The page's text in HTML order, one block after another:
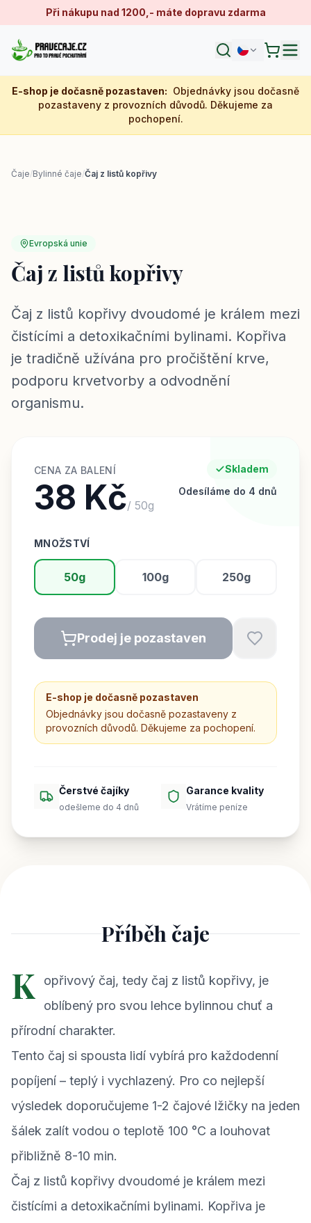
Při nákupu nad 1200,- máte dopravu zdarma
E-shop je dočasně pozastaven: Objednávky jsou dočasně
pozastaveny z provozních důvodů. Děkujeme za
pochopení.
Čaje/Bylinné čaje/Čaj z listů kopřivy
Evropská unie
Čaj z listů kopřivy
Čaj z listů kopřivy dvoudomé je králem mezi
čistícími a detoxikačními bylinami. Kopřiva
je tradičně užívána pro pročištění krve,
podporu krvetvorby a odvodnění
organismu.
CENA ZA BALENÍ
38 Kč/ 50g
Skladem
Odesíláme do 4 dnů
MNOŽSTVÍ
50g 100g 250g
Prodej je pozastaven
E-shop je dočasně pozastaven
Objednávky jsou dočasně pozastaveny z
provozních důvodů. Děkujeme za pochopení.
Čerstvé čajíky
odešleme do 4 dnů
Garance kvality
Vrátíme peníze
Příběh čaje
K
opřivový čaj, tedy čaj z listů kopřivy, je
oblíbený pro svou lehce bylinnou chuť a
přírodní charakter.
Tento čaj si spousta lidí vybírá pro každodenní
popíjení – teplý i vychlazený. Pro co nejlepší
výsledek doporučujeme 1-2 čajové lžičky na jeden
šálek zalít vodou o teplotě 100 °C a louhovat
přibližně 8-10 min.
Čaj z listů kopřivy dvoudomé je králem mezi
čistícími a detoxikačními bylinami. Kopřiva je